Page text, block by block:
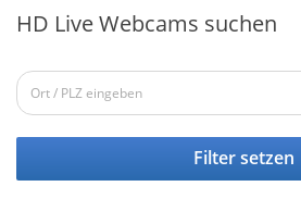
HD Live Webcams suchen
Filter setzen